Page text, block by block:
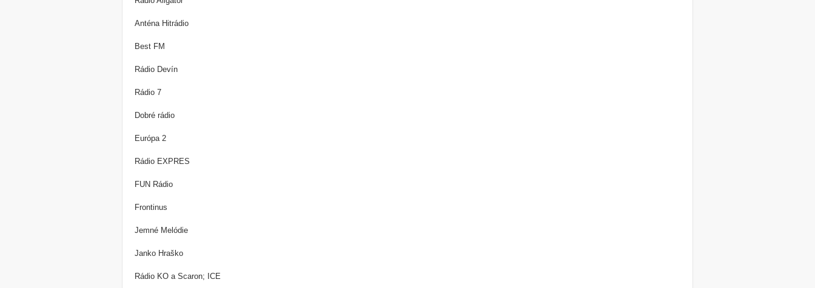
Anténa Hitrádio
Best FM
Rádio Devín
Rádio 7
Dobré rádio
Európa 2
Rádio EXPRES
FUN Rádio
Frontinus
Jemné Melódie
Janko Hraško
Rádio KO a Scaron; ICE